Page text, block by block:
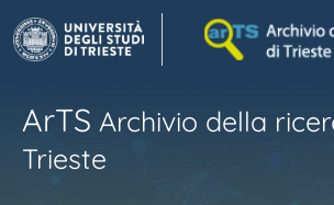
ArTS Archivio della
Trieste